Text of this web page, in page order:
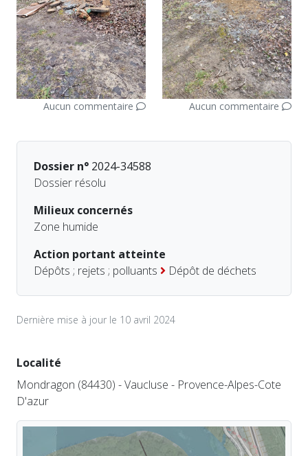
Aucun commentaire Aucun commentaire
Dossier n° 2024-34588
Dossier résolu
Milieux concernés
Zone humide
Action portant atteinte
Dépôts ; rejets ; polluants
Dépôt de déchets
Dernière mise à jour le 10 avril 2024
Localité
Mondragon (84430) - Vaucluse - Provence-Alpes-Cote
D'azur